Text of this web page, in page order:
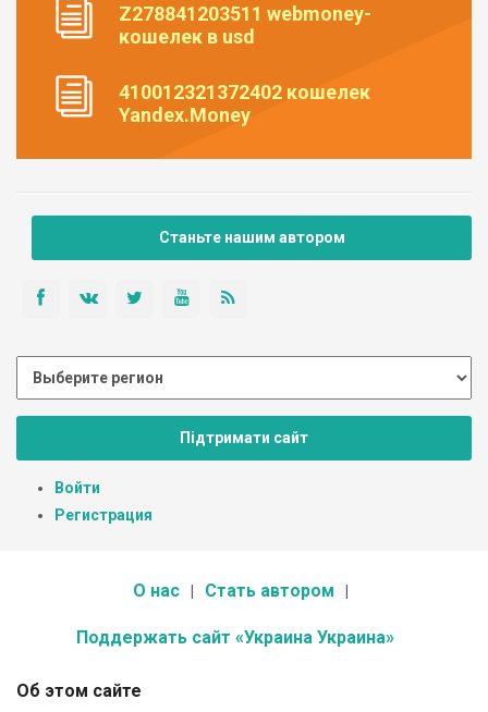
Z278841203511 webmoney-
кошелек в usd
410012321372402 кошелек
Yandex.Money
Станьте нашим автором
Підтримати сайт
Войти
Регистрация
О нас Стать автором
Поддержать сайт «Украина Украина»
Об этом сайте